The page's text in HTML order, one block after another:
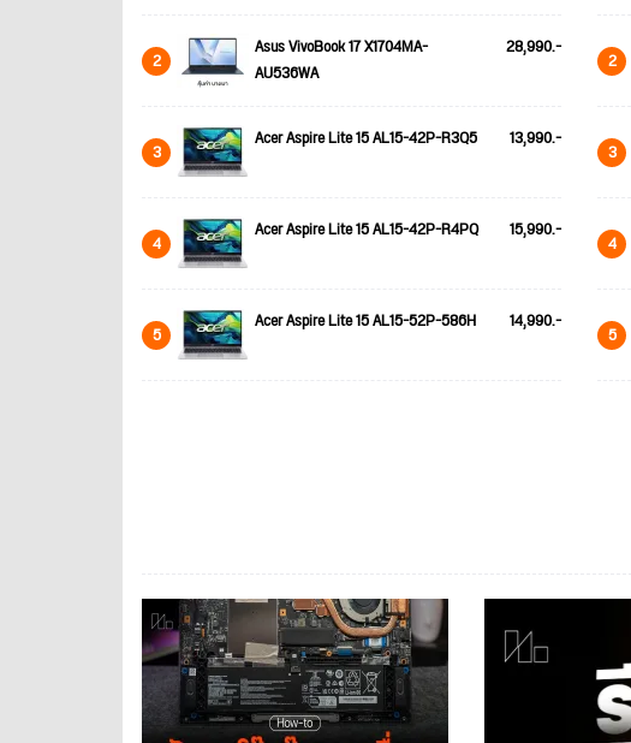
2
Asus VivoBook 17 X1704MA-
AU536WA
28,990.-
3 Acer Aspire Lite 15 AL15-42P-R3Q5 13,990.-
4 Acer Aspire Lite 15 AL15-42P-R4PQ 15,990.-
5 Acer Aspire Lite 15 AL15-52P-586H 14,990.-
2
3
4
5